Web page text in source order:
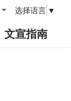
选择语言 ▼
文宣指南